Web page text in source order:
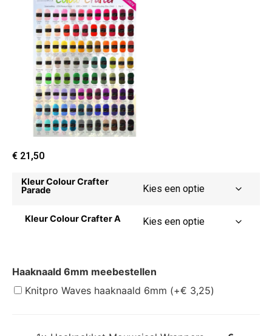
€ 21,50
Kleur Colour Crafter
Parade
Kleur Colour Crafter A
Haaknaald 6mm meebestellen
Knitpro Waves haaknaald 6mm (+€ 3,25)